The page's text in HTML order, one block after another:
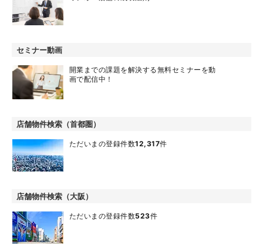
セミナー動画
開業までの課題を解決する無料セミナーを動
画で配信中！
店舗物件検索（首都圏）
ただいまの登録件数12,317件
店舗物件検索（大阪）
ただいまの登録件数523件